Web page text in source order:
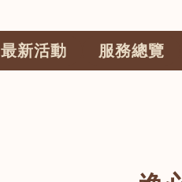
最新活動 服務總覽